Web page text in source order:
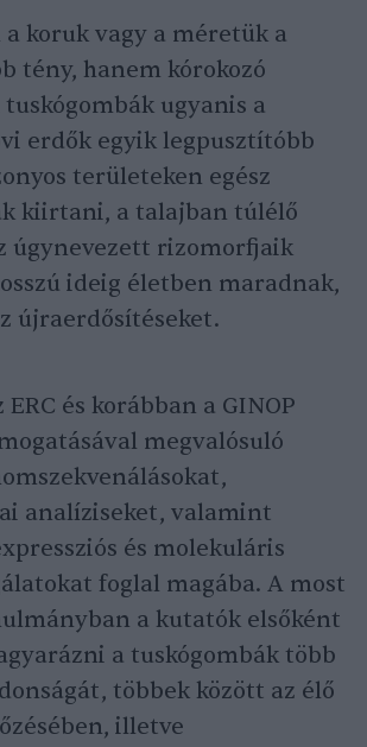
koruk vagy a méretük a
tény, hanem kórokozó
tuskógombák ugyanis a
erdők egyik legpusztítóbb
területeken egész
kiirtani, a talajban túlélő
úgynevezett rizomorfjaik
ideig életben maradnak,
újraerdősítéseket.
és korábban a GINOP
megvalósuló
analíziseket, valamint
és molekuláris
foglal magába. A most
a kutatók elsőként
a tuskógombák több
többek között az élő
illetve